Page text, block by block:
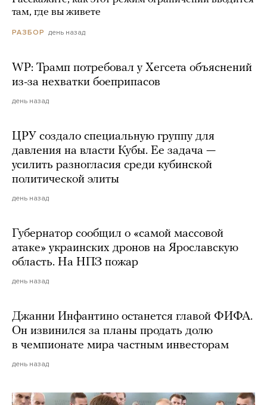
там, где вы живете
РАЗБОР день назад
WP: Трамп потребовал у Хегсета объяснений
из-за нехватки боеприпасов
день назад
ЦРУ создало специальную группу для
давления на власти Кубы. Ее задача —
усилить разногласия среди кубинской
политической элиты
день назад
Губернатор сообщил о «самой массовой
атаке» украинских дронов на Ярославскую
область. На НПЗ пожар
день назад
Джанни Инфантино останется главой ФИФА.
Он извинился за планы продать долю
в чемпионате мира частным инвесторам
день назад